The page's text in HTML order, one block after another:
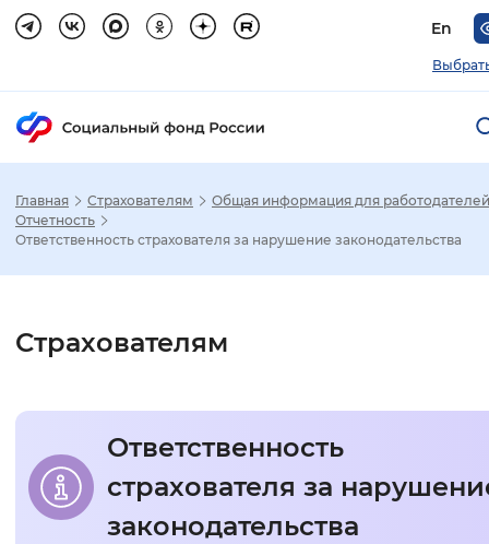
En
Настройка режима отображения
Интервал между буквами
Главная Страхователям
Общая информация для работодателей
Отчетность
Ответственность страхователя за нарушение законодательства
Страхователям
Ответственность
страхователя за
законодательства